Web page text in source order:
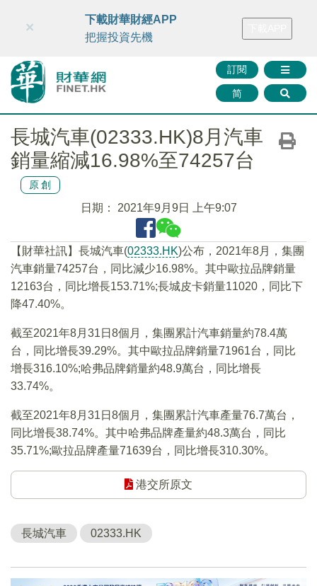
財華智庫網 FINTV FINMETA 財華證券 媒體矩陣
訂閱
简
×
下載財華財經APP
把握投資先機
長城汽車(02333.HK)8月汽車
銷量縮減16.98%至74257台
原創
日期： 2021年9月9日 上午9:07
【財華社訊】長城汽車(02333.HK)公布，2021年8月，集團
汽車銷量74257台，同比減少16.98%。其中歐拉品牌銷量
12163台，同比增長153.71%;長城皮卡銷量11020，同比下
降47.40%。
截至2021年8月31日8個月，集團累計汽車銷量約78.4萬
台，同比增長39.29%。其中歐拉品牌銷量71961台，同比
增長316.10%;哈弗品牌銷量約48.9萬台，同比增長
33.74%。
截至2021年8月31日8個月，集團累計汽車產量76.7萬台，
同比增長38.74%。其中哈弗品牌產量約48.3萬台，同比
35.71%;歐拉品牌產量71639台，同比增長310.30%。
港交所原文
長城汽車 02333.HK